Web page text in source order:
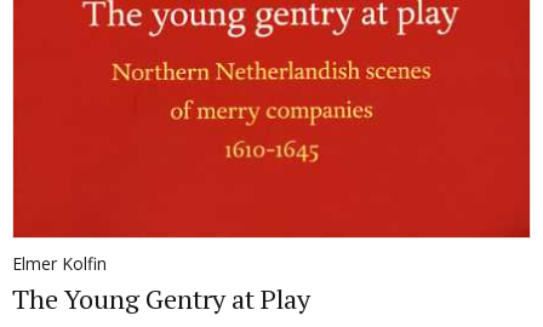
Elmer Kolfin
The Young Gentry at Play